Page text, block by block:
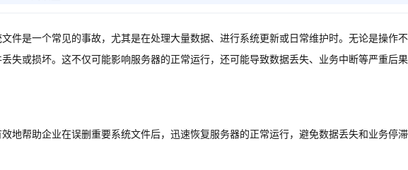
件是一个常见的事故，尤其是在处理大量数据、进行系统更新或日常维护时。无论是操作
失或损坏。这不仅可能影响服务器的正常运行，还可能导致数据丢失、业务中断等严重后
地帮助企业在误删重要系统文件后，迅速恢复服务器的正常运行，避免数据丢失和业务停